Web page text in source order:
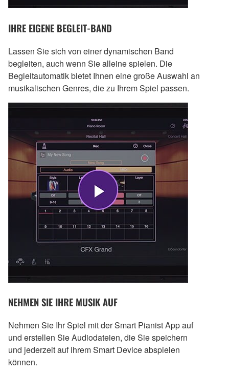
IHRE EIGENE BEGLEIT-BAND
Lassen Sie sich von einer dynamischen Band
begleiten, auch wenn Sie alleine spielen. Die
Begleitautomatik bietet Ihnen eine große Auswahl an
musikalischen Genres, die zu Ihrem Spiel passen.
NEHMEN SIE IHRE MUSIK AUF
Nehmen Sie Ihr Spiel mit der Smart Pianist App auf
und erstellen Sie Audiodateien, die Sie speichern
und jederzeit auf ihrem Smart Device abspielen
können.